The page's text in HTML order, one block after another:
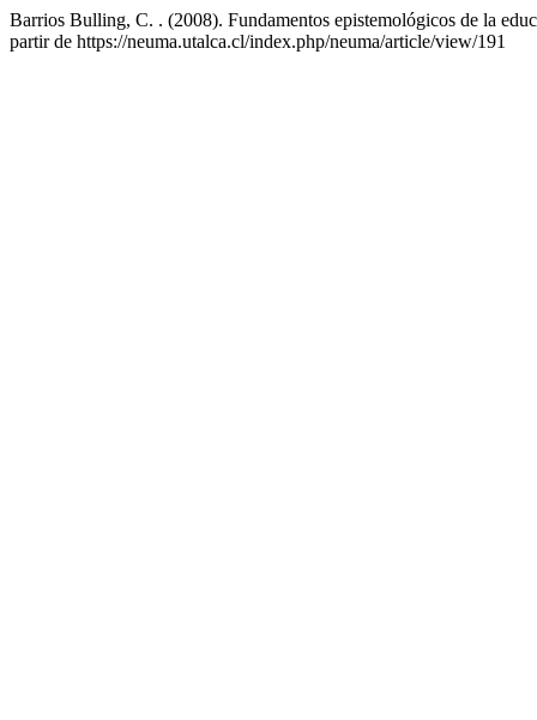
Barrios Bulling, C. . (2008). Fundamentos epistemológicos de la
partir de https://neuma.utalca.cl/index.php/neuma/article/view/191